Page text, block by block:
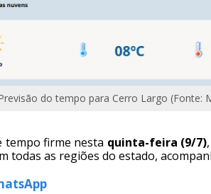
do tempo para Cerro Largo (Fonte:
tempo firme nesta quinta-feira (9/7)
todas as regiões do estado,